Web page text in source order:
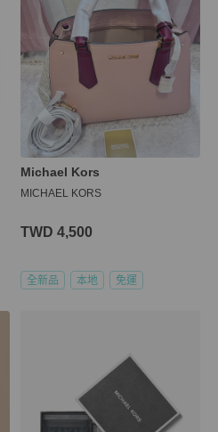
Michael Kors
MICHAEL KORS
TWD 4,500
全新品 本地 免運